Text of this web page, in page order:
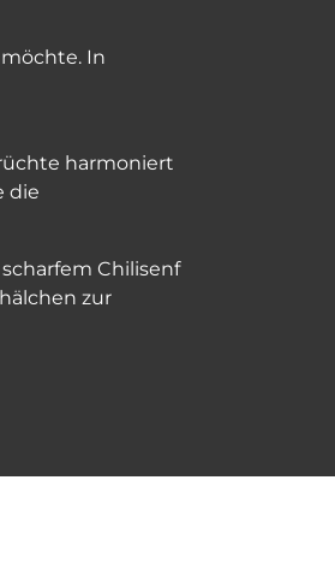
In
harmoniert
die
Chilisenf
zur